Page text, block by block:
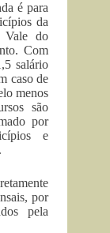
é para
da
Vale do
Com
salário
caso de
menos
são
por
e
por
pela